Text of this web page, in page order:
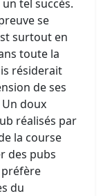
tel succès.
se
surtout en
toute la
résiderait
de ses
doux
réalisés par
la course
des pubs
préfère
du